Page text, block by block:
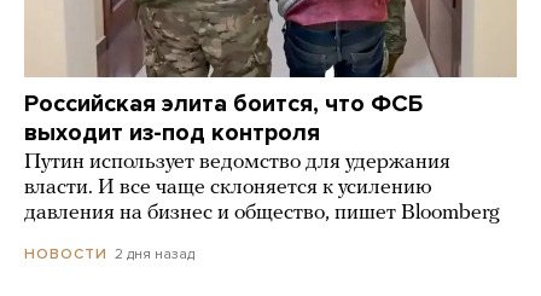
Российская элита боится, что ФСБ
выходит из-под контроля
Путин использует ведомство для удержания
власти. И все чаще склоняется к усилению
давления на бизнес и общество, пишет Bloomberg
НОВОСТИ 2 дня назад